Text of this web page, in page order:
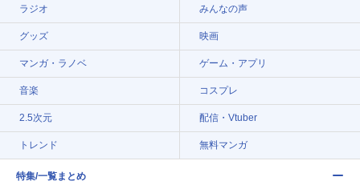
ラジオ みんなの声
グッズ 映画
マンガ・ラノベ ゲーム・アプリ
音楽 コスプレ
2.5次元 配信・Vtuber
トレンド 無料マンガ
特集/一覧まとめ